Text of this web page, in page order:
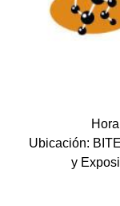
Ubicación:
y